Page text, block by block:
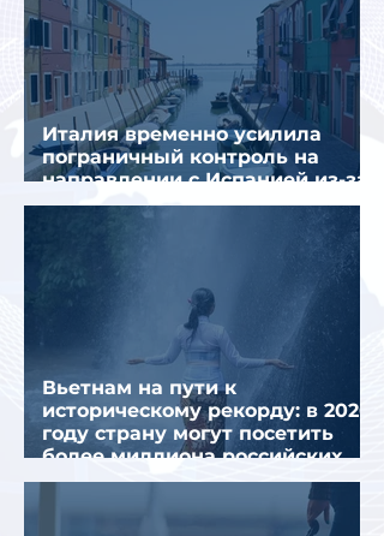
Италия временно усилила
пограничный контроль на
направлении с Испанией из-за
миграционного кризиса
Вьетнам на пути к
историческому рекорду: в 2026
году страну могут посетить
более миллиона российских
туристов